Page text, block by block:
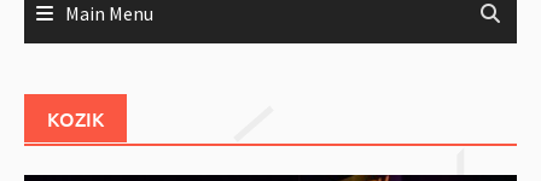
Main Menu
KOZIK